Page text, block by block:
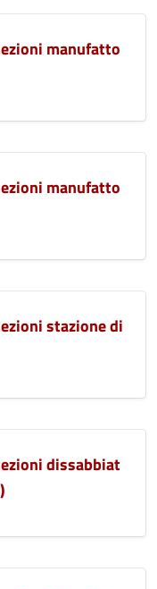
manufatto
manufatto
stazione di
dissabbiat